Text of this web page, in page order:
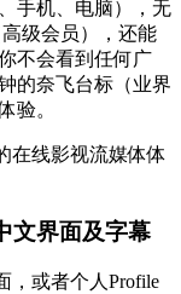
手机、电脑），无
级会员），还能
不会看到任何广
的奈飞台标（业界
验。
在线影视流媒体体
文界面及字幕
，或者个人Profile